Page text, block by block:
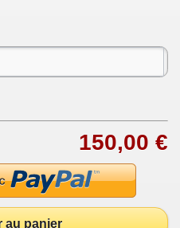
150,00 €
au panier